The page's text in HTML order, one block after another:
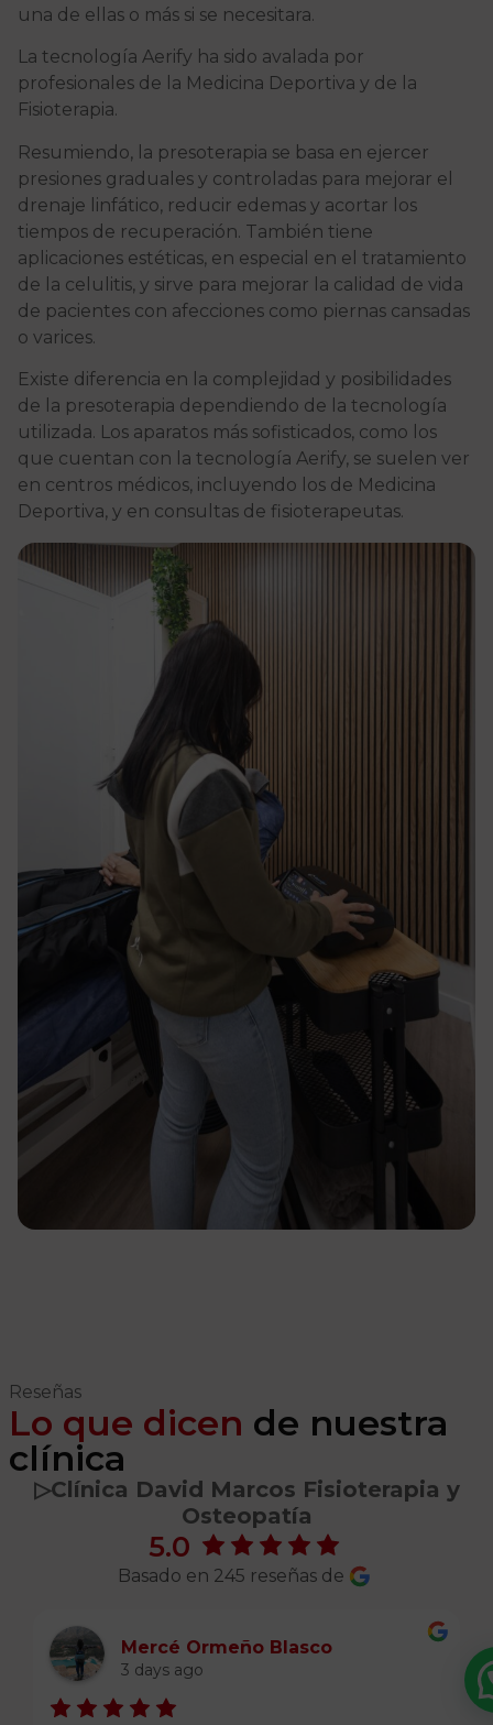
una de ellas o más si se necesitara.
La tecnología Aerify ha sido avalada por
profesionales de la Medicina Deportiva y de la
Fisioterapia.
Resumiendo, la presoterapia se basa en ejercer
presiones graduales y controladas para mejorar el
drenaje linfático, reducir edemas y acortar los
tiempos de recuperación. También tiene
aplicaciones estéticas, en especial en el tratamiento
de la celulitis, y sirve para mejorar la calidad de vida
de pacientes con afecciones como piernas cansadas
o varices.
Existe diferencia en la complejidad y posibilidades
de la presoterapia dependiendo de la tecnología
utilizada. Los aparatos más sofisticados, como los
que cuentan con la tecnología Aerify, se suelen ver
en centros médicos, incluyendo los de Medicina
Deportiva, y en consultas de fisioterapeutas.
Reseñas
Lo que dicen de nuestra
clínica
▷️Clínica David Marcos Fisioterapia y
Osteopatía
5.0
Basado en 245 reseñas de
Mercé Ormeño Blasco
3 days ago